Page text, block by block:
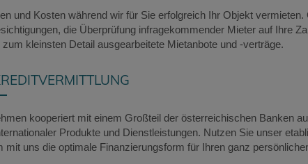
und Kosten während wir für Sie erfolgreich Ihr Objekt
die Überprüfung infragekommender Mieter auf Ihre
kleinsten Detail ausgearbeitete Mietanbote und -verträge.
kooperiert mit einem Großteil der österreichischen Banken
Produkte und Dienstleistungen. Nutzen Sie unser
mit uns die optimale Finanzierungsform für Ihren ganz